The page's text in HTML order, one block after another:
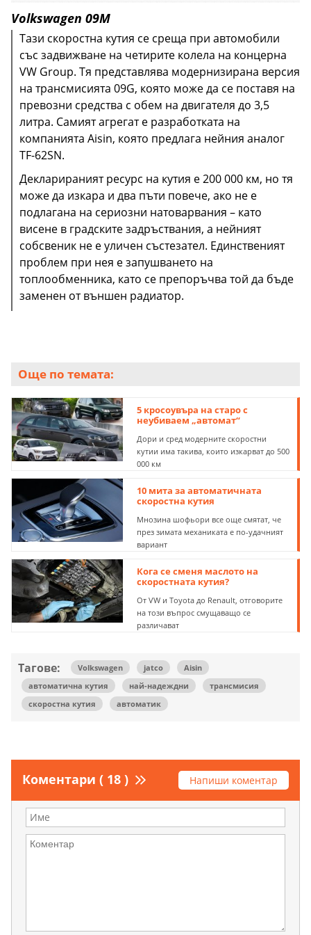
Volkswagen 09М
Тази скоростна кутия се среща при автомобили
със задвижване на четирите колела на концерна
VW Group. Тя представлява модернизирана версия
на трансмисията 09G, която може да се поставя на
превозни средства с обем на двигателя до 3,5
литра. Самият агрегат е разработката на
компанията Aisin, която предлага нейния аналог
TF-62SN.
Декларираният ресурс на кутия е 200 000 км, но тя
може да изкара и два пъти повече, ако не е
подлагана на сериозни натоварвания – като
висене в градските задръствания, а нейният
собсвеник не е уличен състезател. Единственият
проблем при нея е запушването на
топлообменника, като се препоръчва той да бъде
заменен от външен радиатор.
Добър избор е и наследникът на тези кутии -
A8LR1/A8TR1, който вече разполага с 8 предавки,
но притежава най-добрите качества на
предшественика си и също е толкова надежден.
Още по темата:
5 кросоувъра на старо с
неубиваем „автомат“
Дори и сред модерните скоростни
кутии има такива, които изкарват до 500
000 км
10 мита за автоматичната
скоростна кутия
Мнозина шофьори все още смятат, че
през зимата механиката е по-удачният
вариант
Кога се сменя маслото на
скоростната кутия?
От VW и Toyota до Renault, отговорите
на този въпрос смущаващо се
различават
Тагове: Volkswagen jatco
Aisin
автоматична кутия
най-надеждни
трансмисия
скоростна кутия
автоматик
Коментари ( 18 ) Напиши коментар